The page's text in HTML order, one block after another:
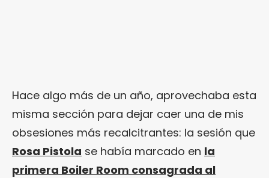
Hace algo más de un año, aprovechaba esta
misma sección para dejar caer una de mis
obsesiones más recalcitrantes: la sesión que
Rosa Pistola se había marcado en la
primera Boiler Room consagrada al